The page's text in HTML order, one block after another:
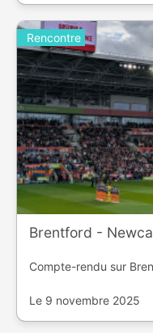
Rencontre
Brentford -
Compte-rendu sur
Le 9 novembre 2025